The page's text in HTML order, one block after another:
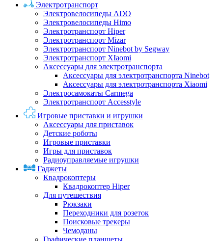
Электротранспорт
Электровелосипеды ADO
Электровелосипеды Himo
Электротранспорт Hiper
Электротранспорт Mizar
Электротранспорт Ninebot by Segway
Электротранспорт XIaomi
Аксессуары для электротранспорта
Аксессуары для электротранспорта Ninebot
Аксессуары для электротранспорта Xiaomi
Электросамокаты Carmega
Электротранспорт Accesstyle
Игровые приставки и игрушки
Аксессуары для приставок
Детские роботы
Игровые приставки
Игры для приставок
Радиоуправляемые игрушки
Гаджеты
Квадрокоптеры
Квадрокоптер Hiper
Для путешествия
Рюкзаки
Переходники для розеток
Поисковые трекеры
Чемоданы
Графические планшеты